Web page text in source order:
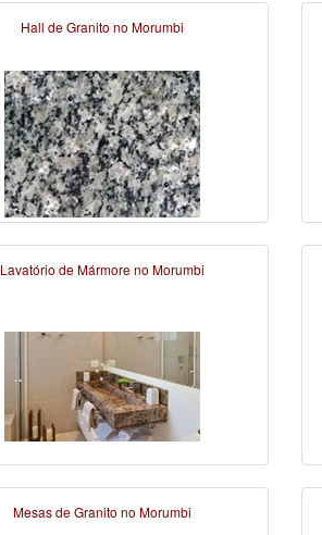
Hall de Granito no Morumbi
Lavatório de Mármore no Morumbi
Mesas de Granito no Morumbi